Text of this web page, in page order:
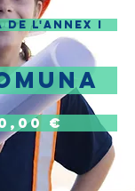
DE L'ANNEX I
€